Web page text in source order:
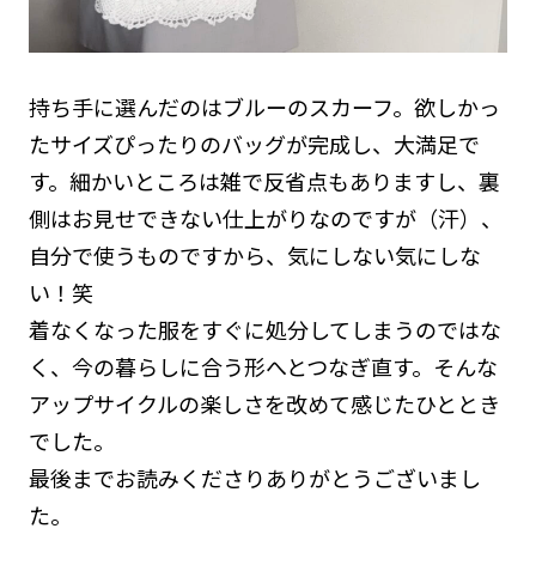
持ち手に選んだのはブルーのスカーフ。欲しかっ
たサイズぴったりのバッグが完成し、大満足で
す。細かいところは雑で反省点もありますし、裏
側はお見せできない仕上がりなのですが（汗）、
自分で使うものですから、気にしない気にしな
い！笑
着なくなった服をすぐに処分してしまうのではな
く、今の暮らしに合う形へとつなぎ直す。そんな
アップサイクルの楽しさを改めて感じたひととき
でした。
最後までお読みくださりありがとうございまし
た。